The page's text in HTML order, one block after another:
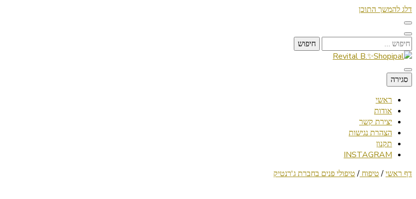
דלג להמשך התוכן
חיפוש:
Revital B.✨Shopipal
Lifestyle ✦ Beauty ✦ Vegan ✦ Travel
סגירה
ראשי
אודות
יצירת קשר
הצהרת נגישות
תקנון
INSTAGRAM
דף ראשי/ טיפוח / טיפולי פנים בחברת ג'רנטיק